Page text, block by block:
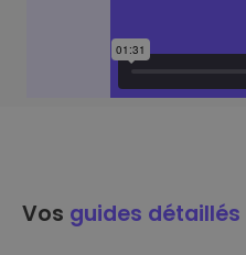
Vos guides détaillés